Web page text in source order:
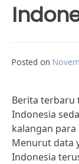
Posted on
Berita terbaru
Indonesia
kalangan
Menurut data
Indonesia